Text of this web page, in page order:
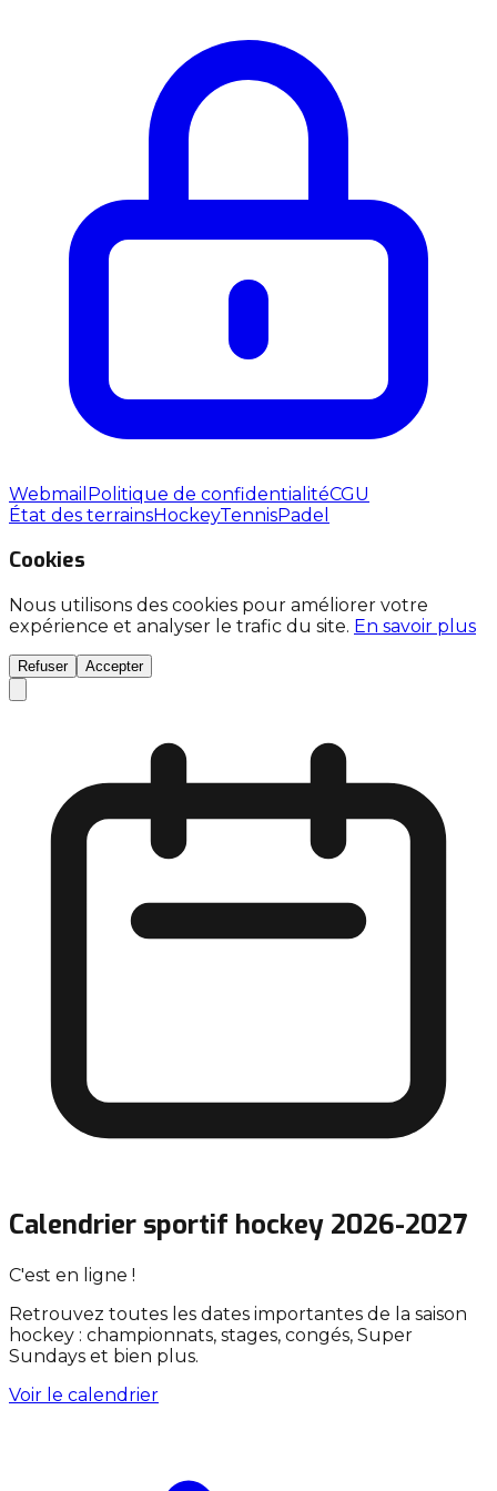
Webmail Politique de confidentialitéCGU
État des terrainsHockeyTennisPadel
Cookies
Nous utilisons des cookies pour améliorer votre
expérience et analyser le trafic du site. En savoir plus
Refuser Accepter
Calendrier sportif hockey 2026-2027
C'est en ligne !
Retrouvez toutes les dates importantes de la saison
hockey : championnats, stages, congés, Super
Sundays et bien plus.
Voir le calendrier